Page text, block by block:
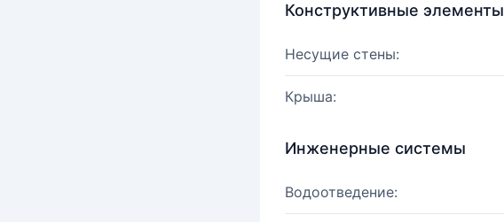
Конструктивные элементы
Несущие стены:
Крыша:
Инженерные системы
Водоотведение: